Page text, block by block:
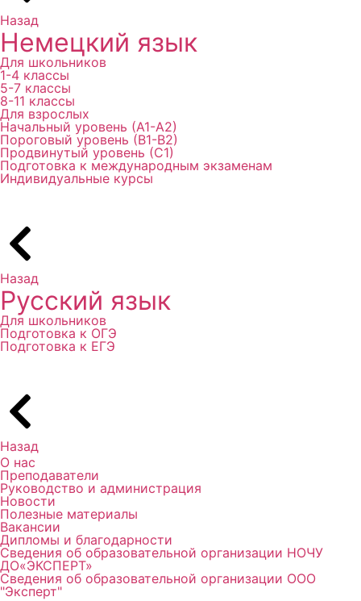
Назад
Немецкий язык
Для школьников
1-4 классы
5-7 классы
8-11 классы
Для взрослых
Начальный уровень (А1-А2)
Пороговый уровень (В1-В2)
Продвинутый уровень (С1)
Подготовка к международным экзаменам
Индивидуальные курсы
Назад
Русский язык
Для школьников
Подготовка к ОГЭ
Подготовка к ЕГЭ
Назад
О нас
Преподаватели
Руководство и администрация
Новости
Полезные материалы
Вакансии
Дипломы и благодарности
Сведения об образовательной организации НОЧУ
ДО«ЭКСПЕРТ»
Сведения об образовательной организации ООО
"Эксперт"